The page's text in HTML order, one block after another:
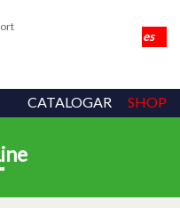
CATALOGAR SHOP